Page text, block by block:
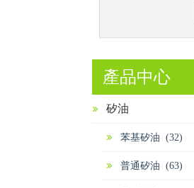
產品中心
矽油
苯基矽油 (32)
普通矽油 (63)